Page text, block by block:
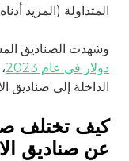
المتداولة (المزيد
وشهدت الصناديق
دولار في عام 2023
الداخلة إلى صناديق
كيف تختلف
عن صناديق